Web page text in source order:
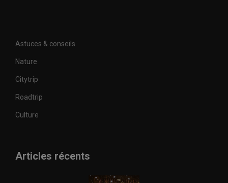
Astuces & conseils
Nature
Citytrip
Roadtrip
Culture
Articles récents